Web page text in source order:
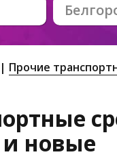
Прочие
и новые